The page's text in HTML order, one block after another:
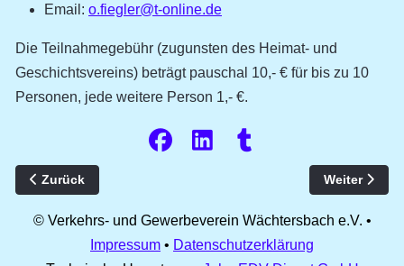
Email: o.fiegler@t-online.de
Die Teilnahmegebühr (zugunsten des Heimat- und
Geschichtsvereins) beträgt pauschal 10,- € für bis zu 10
Personen, jede weitere Person 1,- €.
Vorheriger Beitrag: Sehenswerte Gebäude
Zurück Nächster
Weiter
© Verkehrs- und Gewerbeverein Wächtersbach e.V. •
Impressum • Datenschutzerklärung